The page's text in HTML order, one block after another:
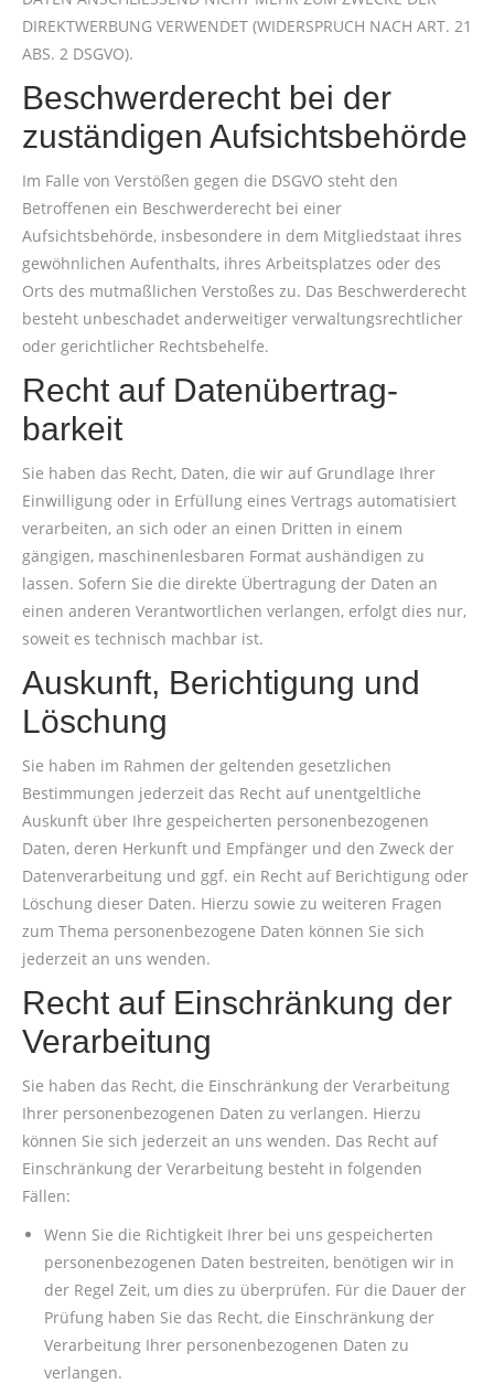
DIREKTWERBUNG VERWENDET (WIDERSPRUCH NACH ART. 21
ABS. 2 DSGVO).
Beschwerde­recht bei der
zuständigen Aufsichts­behörde
Im Falle von Verstößen gegen die DSGVO steht den
Betroffenen ein Beschwerderecht bei einer
Aufsichtsbehörde, insbesondere in dem Mitgliedstaat ihres
gewöhnlichen Aufenthalts, ihres Arbeitsplatzes oder des
Orts des mutmaßlichen Verstoßes zu. Das Beschwerderecht
besteht unbeschadet anderweitiger verwaltungsrechtlicher
oder gerichtlicher Rechtsbehelfe.
Recht auf Daten­übertrag­
barkeit
Sie haben das Recht, Daten, die wir auf Grundlage Ihrer
Einwilligung oder in Erfüllung eines Vertrags automatisiert
verarbeiten, an sich oder an einen Dritten in einem
gängigen, maschinenlesbaren Format aushändigen zu
lassen. Sofern Sie die direkte Übertragung der Daten an
einen anderen Verantwortlichen verlangen, erfolgt dies nur,
soweit es technisch machbar ist.
Auskunft, Berichtigung und
Löschung
Sie haben im Rahmen der geltenden gesetzlichen
Bestimmungen jederzeit das Recht auf unentgeltliche
Auskunft über Ihre gespeicherten personenbezogenen
Daten, deren Herkunft und Empfänger und den Zweck der
Datenverarbeitung und ggf. ein Recht auf Berichtigung oder
Löschung dieser Daten. Hierzu sowie zu weiteren Fragen
zum Thema personenbezogene Daten können Sie sich
jederzeit an uns wenden.
Recht auf Einschränkung der
Verarbeitung
Sie haben das Recht, die Einschränkung der Verarbeitung
Ihrer personenbezogenen Daten zu verlangen. Hierzu
können Sie sich jederzeit an uns wenden. Das Recht auf
Einschränkung der Verarbeitung besteht in folgenden
Fällen:
Wenn Sie die Richtigkeit Ihrer bei uns gespeicherten
personenbezogenen Daten bestreiten, benötigen wir in
der Regel Zeit, um dies zu überprüfen. Für die Dauer der
Prüfung haben Sie das Recht, die Einschränkung der
Verarbeitung Ihrer personenbezogenen Daten zu
verlangen.